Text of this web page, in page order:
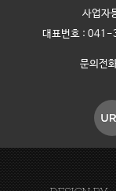
사업자
대표번호 : 041-
문의전